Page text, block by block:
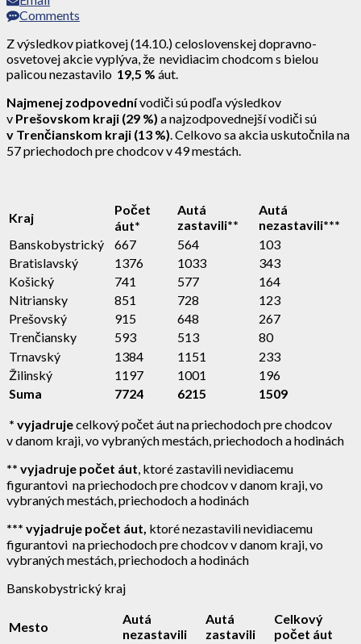
Comments
Z výsledkov piatkovej (14.10.) celoslovenskej dopravno-
osvetovej akcie vyplýva, že nevidiacim chodcom s bielou
palicou nezastavilo 19,5 % áut.
Najmenej zodpovednívodiči sú podľa výsledkov
v Prešovskom kraji (29 %) a najzodpovednejší vodiči sú
v Trenčianskom kraji (13 %) . Celkovo sa akcia uskutočnila na
57 priechodoch pre chodcov v 49 mestách.
Kraj
Počet
áut*
Autá
zastavili**
Autá
nezastavili***
Banskobystrický
667 564
103
Bratislavský
1376 1033
343
Košický
741 577
164
Nitriansky
851 728
123
Prešovský
915 648
267
Trenčiansky
593 513
80
Trnavský
1384 1151
233
Žilinský
1197 1001
196
Suma
7724 6215
1509
* vyjadrujecelkový počet áut na priechodoch pre chodcov
v danom kraji, vo vybraných mestách, priechodoch a hodinách
** vyjadruje počet áut , ktoré zastavili nevidiacemu
figurantovi na priechodoch pre chodcov v danom kraji, vo
vybraných mestách, priechodoch a hodinách
*** vyjadruje počet áut, ktoré nezastavili nevidiacemu
figurantovi na priechodoch pre chodcov v danom kraji, vo
vybraných mestách, priechodoch a hodinách
Banskobystrický kraj
Mesto
Autá
nezastavili
Autá
zastavili
Celkový
počet áut